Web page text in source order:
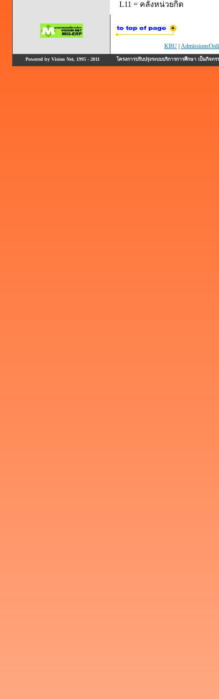
L11 = คลังหน่วยกิต
KBU
Powered by Vision Net, 1995 - 2011 โครงการปรับปรุงระบบบริการการศึกษา เป็นกิ